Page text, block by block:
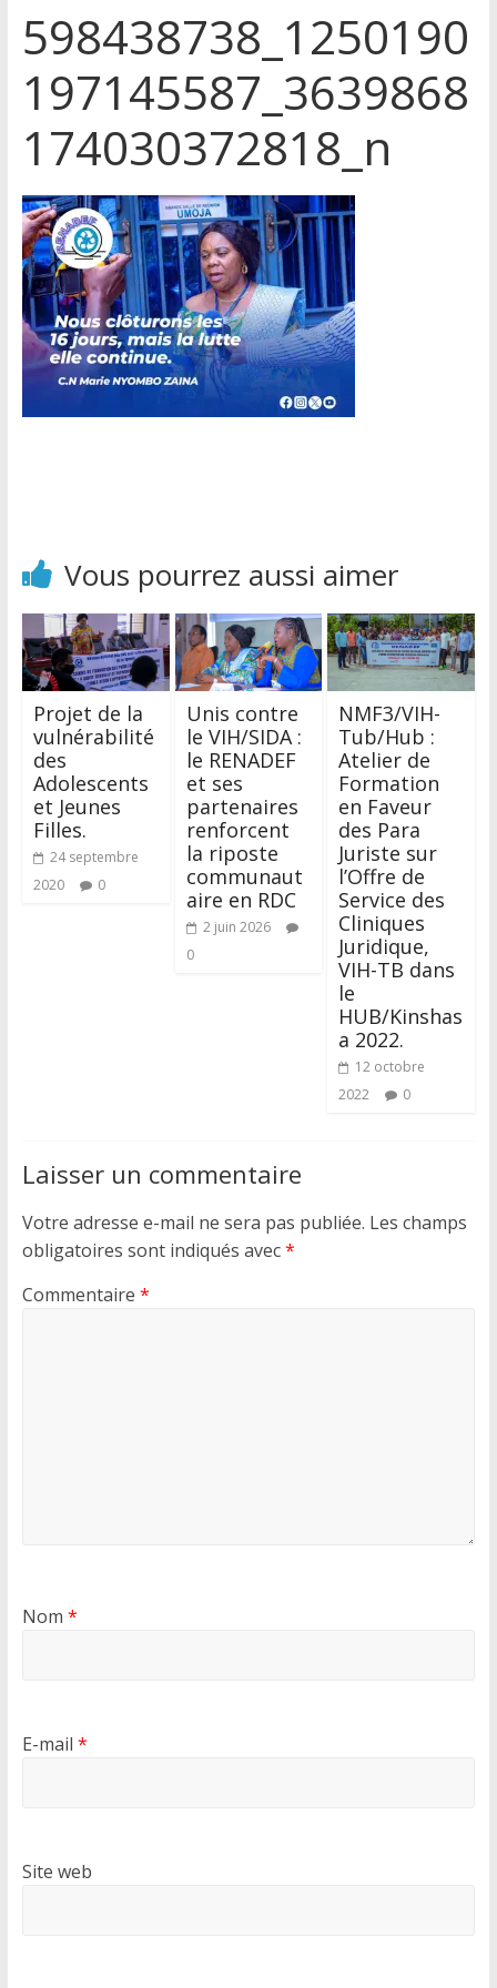
598438738_1250190
197145587_3639868
174030372818_n
Vous pourrez aussi aimer
Projet de la
vulnérabilité
des
Adolescents
et Jeunes
Filles.
24 septembre
2020
0
Unis contre
le VIH/SIDA :
le RENADEF
et ses
partenaires
renforcent
la riposte
communaut
aire en RDC
2 juin 2026
0
NMF3/VIH-
Tub/Hub :
Atelier de
Formation
en Faveur
des Para
Juriste sur
l’Offre de
Service des
Cliniques
Juridique,
VIH-TB dans
le
HUB/Kinshas
a 2022.
12 octobre
2022
0
Laisser un commentaire
Votre adresse e-mail ne sera pas publiée. Les champs
obligatoires sont indiqués avec*
Commentaire *
Nom *
E-mail *
Site web